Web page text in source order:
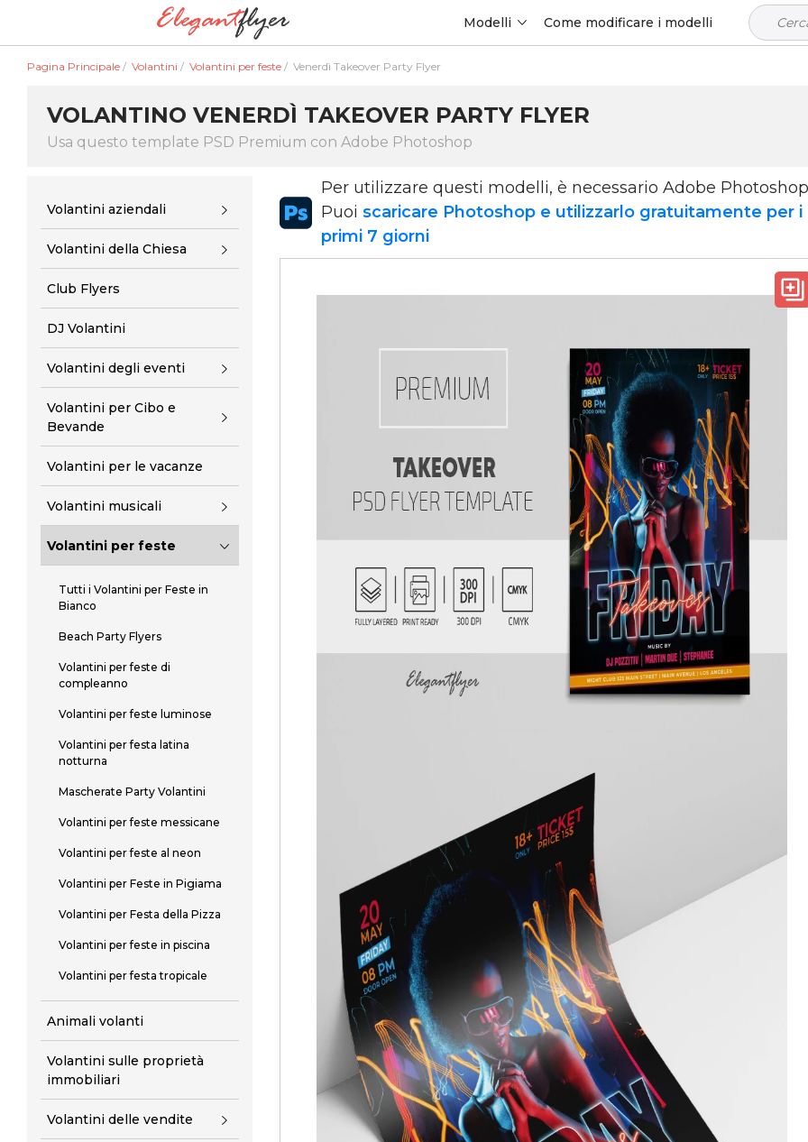
Modelli Come modificare i modelli
Pagina Principale / Volantini / Volantini per feste / Venerdì Takeover Party Flyer
VOLANTINO VENERDÌ TAKEOVER PARTY FLYER
Usa questo template PSD Premium con Adobe Photoshop
Volantini aziendali
Volantini della Chiesa
Club Flyers
DJ Volantini
Volantini degli eventi
Volantini per Cibo e
Bevande
Volantini per le vacanze
Volantini musicali
Volantini per feste
Tutti i Volantini per Feste in
Bianco
Beach Party Flyers
Volantini per feste di
compleanno
Volantini per feste luminose
Volantini per festa latina
notturna
Mascherate Party Volantini
Volantini per feste messicane
Volantini per feste al neon
Volantini per Feste in Pigiama
Volantini per Festa della Pizza
Volantini per feste in piscina
Volantini per festa tropicale
Animali volanti
Volantini sulle proprietà
immobiliari
Volantini delle vendite
Per utilizzare questi modelli, è necessario Adobe Photoshop
Puoi scaricare Photoshop e utilizzarlo gratuitamente per i
primi 7 giorni